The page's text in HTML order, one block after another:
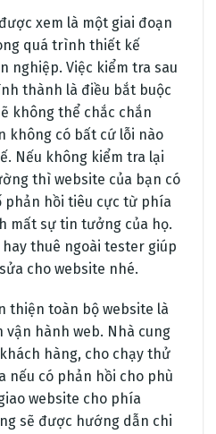
xem là một giai đoạn
quá trình thiết kế
nghiệp. Việc kiểm tra sau
thành là điều bắt buộc
không thể chắc chắn
không có bất cứ lỗi nào
Nếu không kiểm tra lại
thì website của bạn có
phản hồi tiêu cực từ phía
mất sự tin tưởng của họ.
thuê ngoài tester giúp
cho website nhé.
thiện toàn bộ website là
vận hành web. Nhà cung
hàng, cho chạy thử
nếu có phản hồi cho phù
website cho phía
sẽ được hướng dẫn chi